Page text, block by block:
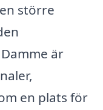
större
är
en plats för